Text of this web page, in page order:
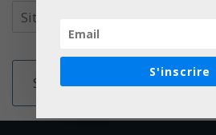
S'inscrire